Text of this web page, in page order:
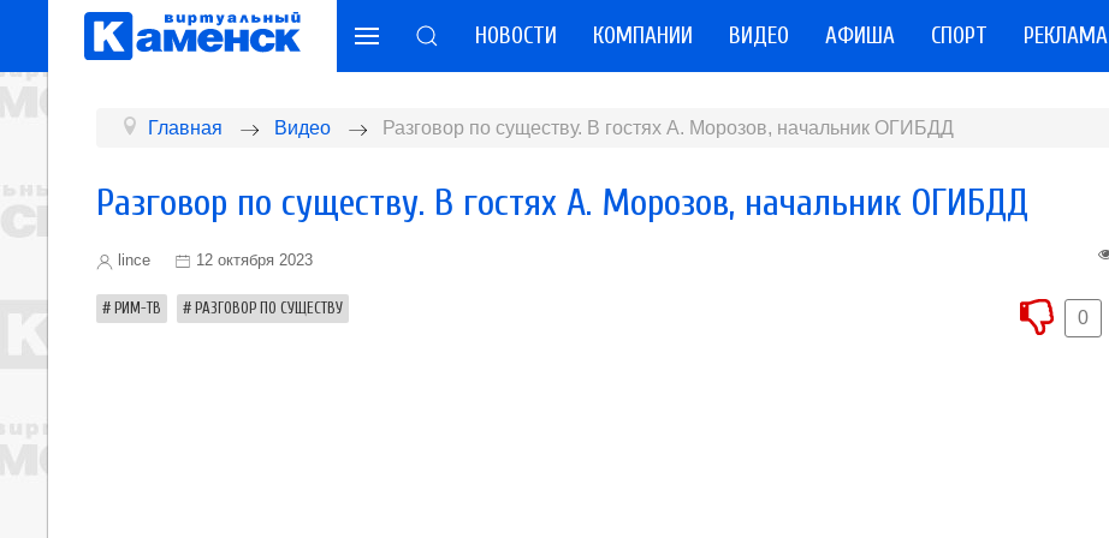
НОВОСТИ КОМПАНИИ ВИДЕО АФИША СПОРТ РЕКЛАМА
Главная Видео Разговор по существу. В гостях А. Морозов, начальник ОГИБДД
Разговор по существу. В гостях А. Морозов, начальник ОГИБДД
lince 12 октября 2023
РИМ-ТВ РАЗГОВОР ПО СУЩЕСТВУ 0